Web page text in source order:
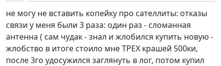
не могу не вставить копейку про сателлиты: отказы
связи у меня были 3 раза: один раз - сломанная
антенна ( сам чудак - знал и жлобился купить новую -
жлобство в итоге стоило мне ТРЕХ крашей 500ки,
после 3го удосужился заглянуть в лог, потом купил